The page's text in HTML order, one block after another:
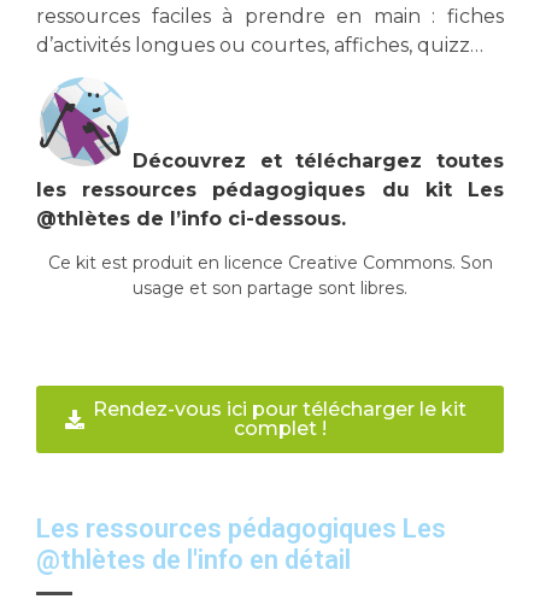
ressources faciles à prendre en main : fiches
d’activités longues ou courtes, affiches, quizz…
Découvrez et téléchargez toutes
les ressources pédagogiques du kit Les
@thlètes de l’info ci-dessous.
Ce kit est produit en licence Creative Commons. Son
usage et son partage sont libres.
Rendez-vous ici pour télécharger le kit
complet !
Les ressources pédagogiques Les
@thlètes de l'info en détail